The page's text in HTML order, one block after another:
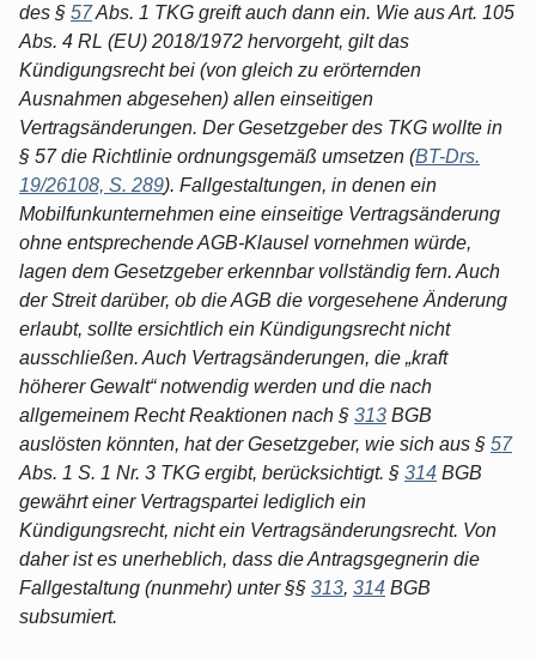
des § 57Abs. 1 TKG greift auch dann ein. Wie aus Art. 105
Abs. 4 RL (EU) 2018/1972 hervorgeht, gilt das
Kündigungsrecht bei (von gleich zu erörternden
Ausnahmen abgesehen) allen einseitigen
Vertragsänderungen. Der Gesetzgeber des TKG wollte in
§ 57 die Richtlinie ordnungsgemäß umsetzen (BT-Drs.
19/26108, S. 289). Fallgestaltungen, in denen ein
Mobilfunkunternehmen eine einseitige Vertragsänderung
ohne entsprechende AGB-Klausel vornehmen würde,
lagen dem Gesetzgeber erkennbar vollständig fern. Auch
der Streit darüber, ob die AGB die vorgesehene Änderung
erlaubt, sollte ersichtlich ein Kündigungsrecht nicht
ausschließen. Auch Vertragsänderungen, die „kraft
höherer Gewalt“ notwendig werden und die nach
allgemeinem Recht Reaktionen nach § 313 BGB
auslösten könnten, hat der Gesetzgeber, wie sich aus § 57
Abs. 1 S. 1 Nr. 3 TKG ergibt, berücksichtigt. § 314 BGB
gewährt einer Vertragspartei lediglich ein
Kündigungsrecht, nicht ein Vertragsänderungsrecht. Von
daher ist es unerheblich, dass die Antragsgegnerin die
Fallgestaltung (nunmehr) unter §§ 313, 314 BGB
subsumiert.